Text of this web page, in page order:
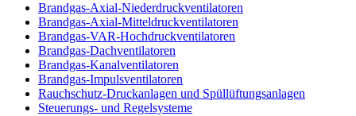
Brandgas-Axial-Niederdruckventilatoren
Brandgas-Axial-Mitteldruckventilatoren
Brandgas-VAR-Hochdruckventilatoren
Brandgas-Dachventilatoren
Brandgas-Kanalventilatoren
Brandgas-Impulsventilatoren
Rauchschutz-Druckanlagen und Spüllüftungsanlagen
Steuerungs- und Regelsysteme